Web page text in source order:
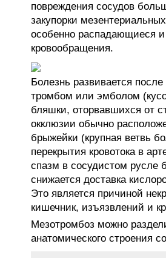
повреждения сосудов
закупорки
особенно распадающиеся
кровообращения.
Болезнь развивается
тромбом или эмболом
бляшки, оторвавшихся от
окклюзии обычно
брыжейки (крупная ветвь
перекрытия кровотока в
спазм в сосудистом русле
снижается доставка
Это является причиной
кишечник, изъязвлений и
Мезотромбоз можно
анатомического строения